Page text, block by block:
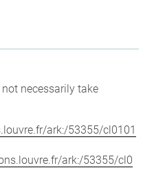
necessarily take
ark:/53355/cl0101
ark:/53355/cl0